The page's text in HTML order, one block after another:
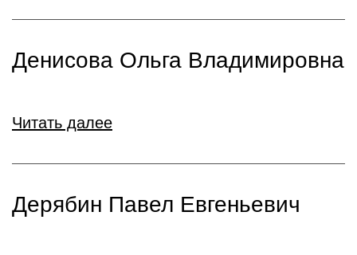
Денисова Ольга Владимировна
Читать далее
Дерябин Павел Евгеньевич